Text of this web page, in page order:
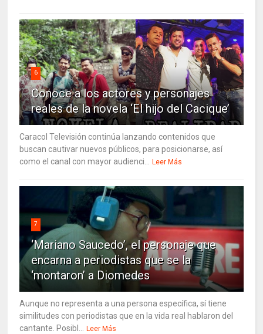
6
Conoce a los actores y personajes
reales de la novela ‘El hijo del Cacique’
Caracol Televisión continúa lanzando contenidos que
buscan cautivar nuevos públicos, para posicionarse, así
como el canal con mayor audienci...
Leer Más
7
‘Mariano Saucedo’, el personaje que
encarna a periodistas que se la
‘montaron’ a Diomedes
Aunque no representa a una persona específica, sí tiene
similitudes con periodistas que en la vida real hablaron del
cantante. Posibl...
Leer Más